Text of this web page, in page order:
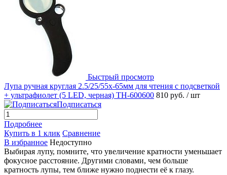
Быстрый просмотр
Лупа ручная круглая 2.5/25/55x-65мм для чтения с подсветкой
+ ультрафиолет (5 LED, черная) TH-600600 810 руб. / шт
Подписаться
Подробнее
Купить в 1 клик Сравнение
В избранное Недоступно
Выбирая лупу, помните, что увеличение кратности уменьшает
фокусное расстояние. Другими словами, чем больше
кратность лупы, тем ближе нужно поднести её к глазу.